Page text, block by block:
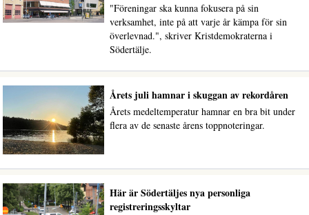
"Föreningar ska kunna fokusera på sin
verksamhet, inte på att varje år kämpa för sin
överlevnad.", skriver Kristdemokraterna i
Södertälje.
Årets juli hamnar i skuggan av rekordåren
Årets medeltemperatur hamnar en bra bit under
flera av de senaste årens toppnoteringar.
Här är Södertäljes nya personliga
registreringsskyltar